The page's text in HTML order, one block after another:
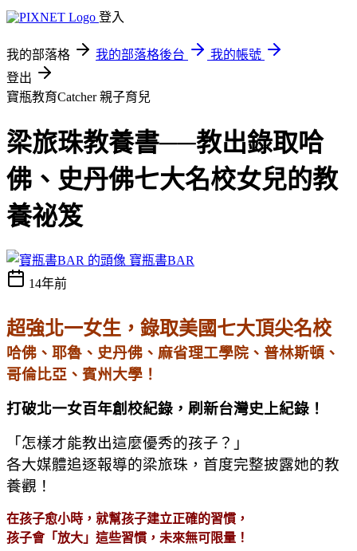
登入
我的部落格 我的部落格後台
我的帳號
登出
寶瓶教育Catcher親子育兒
梁旅珠教養書──教出錄取哈
佛、史丹佛七大名校女兒的教
養祕笈
寶瓶書BAR
14年前
超強北一女生，錄取美國七大頂尖名校
哈佛、耶魯、史丹佛、麻省理工學院、普林斯頓、
哥倫比亞、賓州大學！
打破北一女百年創校紀錄，刷新台灣史上紀錄！
「怎樣才能教出這麼優秀的孩子？」
各大媒體追逐報導的梁旅珠，首度完整披露她的教
養觀！
在孩子愈小時，就幫孩子建立正確的習慣，
孩子會「放大」這些習慣，未來無可限量！